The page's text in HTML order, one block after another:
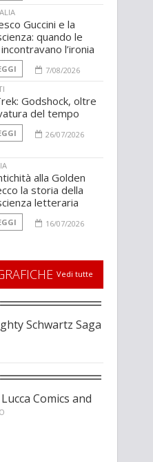
Guccini e la
quando le
l’ironia
7/08/2026
Godshock, oltre
del tempo
26/07/2026
alla Golden
la storia della
letteraria
16/07/2026
Vedi tutte
Schwartz Saga
Comics and